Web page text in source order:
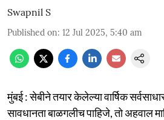
Swapnil S
Published on: 12 Jul 2025, 5:40 am
मुंबई : सेबीने तयार केलेल्या वार्षिक
सावधानता बाळगलीच पाहिजे, तो अहवाल